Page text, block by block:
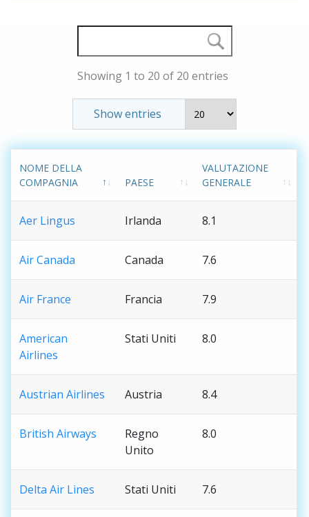
Showing 1 to 20 of 20 entries
Show entries
NOME DELLA
COMPAGNIA
PAESE
VALUTAZIONE
GENERALE
Aer Lingus Irlanda 8.1
Air Canada Canada 7.6
Air France Francia 7.9
American
Airlines
Stati Uniti 8.0
Austrian Airlines Austria 8.4
British Airways
Regno
Unito
8.0
Delta Air Lines Stati Uniti 7.6